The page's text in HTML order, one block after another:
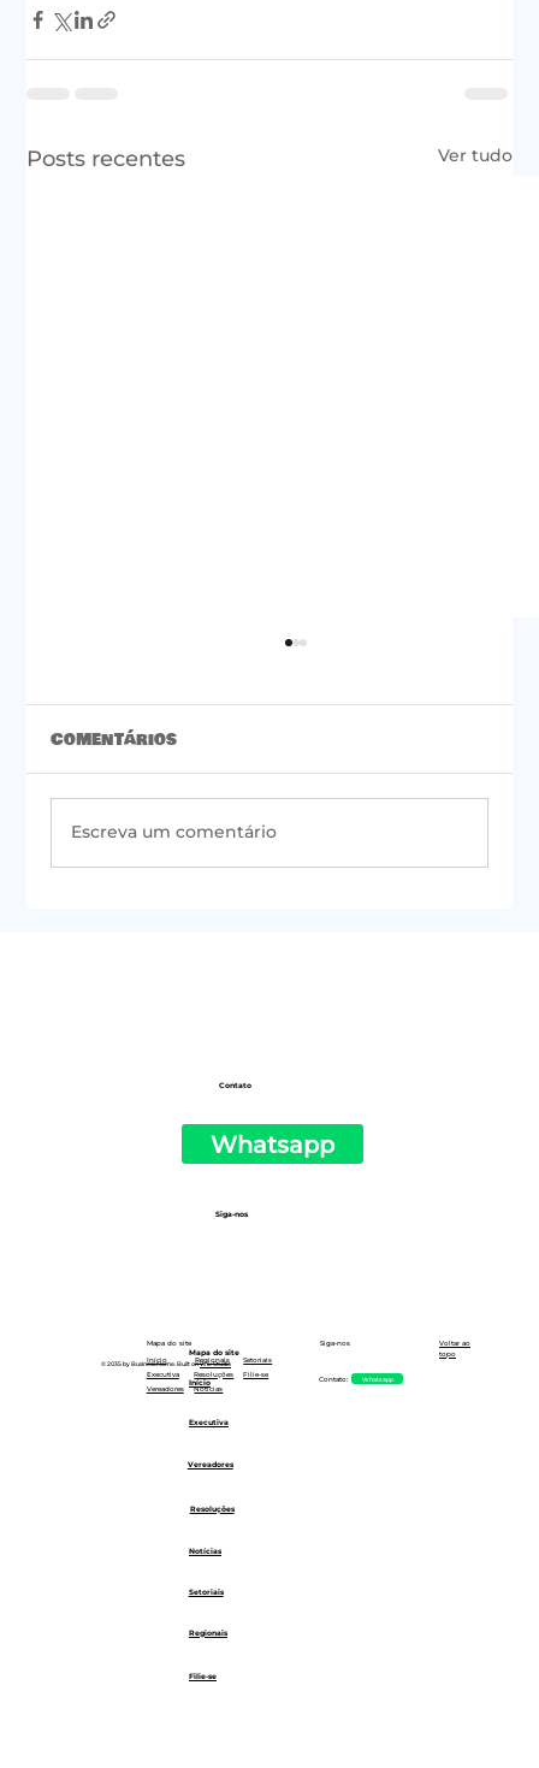
Posts recentes Ver tudo
Comentários
Escreva um comentário
© 2035 by Business Name. Built onWix Studio
Mapa do site
Início Regionais
Setoriais
Executiva
Resoluções
Filie-se
Vereadores
Notícias
Siga-nos
Contato: Whatsapp
Voltar ao
topo
Executiva
Início
Mapa do site
Vereadores
Regionais
Notícias
Filie-se
Resoluções
Setoriais
Contato
Whatsapp
Siga-nos